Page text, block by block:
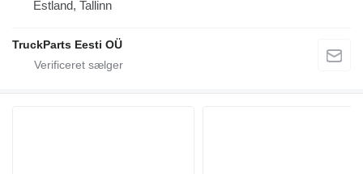
Estland, Tallinn
TruckParts Eesti OÜ